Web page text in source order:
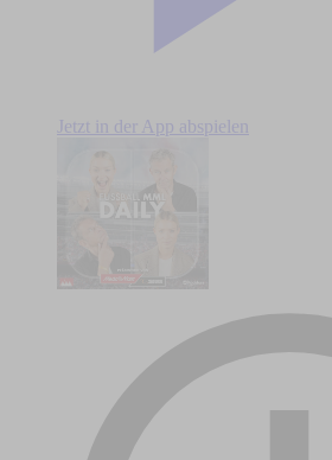
Jetzt in der App abspielen